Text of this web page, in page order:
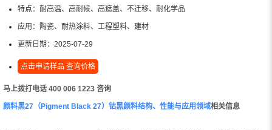
特点： 耐高温、高耐候、高遮盖、不迁移、耐化学品
应用： 陶瓷、耐热涂料、工程塑料、建材
更新日期： 2025-07-29
点击申请样品 查询价格
马上拨打电话 400 006 1223 咨询
颜料黑27（Pigment Black 27）钴黑颜料结构、性能与应用领域相关信息